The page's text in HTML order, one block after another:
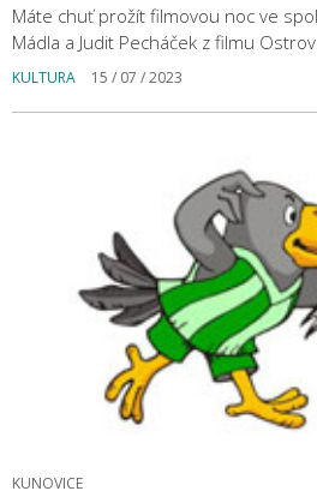
Máte chuť prožít filmovou noc ve
Mádla a Judit Pecháček z filmu
KULTURA 15 / 07 / 2023
KUNOVICE